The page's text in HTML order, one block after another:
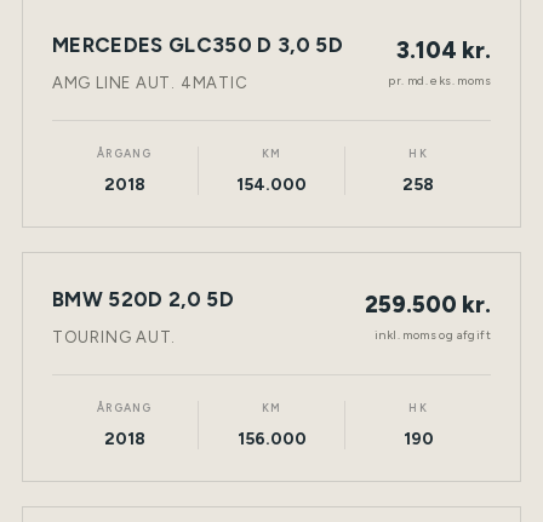
LEASING NY BIL DIESEL TØNDER
MERCEDES GLC350 D 3,0 5D
AMG LINE AUT. 4MATIC
3.104 kr.
pr. md. eks. moms
ÅRGANG
2018
KM
154.000
HK
258
NY BIL DIESEL TØNDER
BMW 520D 2,0 5D
TOURING AUT.
259.500 kr.
inkl. moms og afgift
ÅRGANG
2018
KM
156.000
HK
190